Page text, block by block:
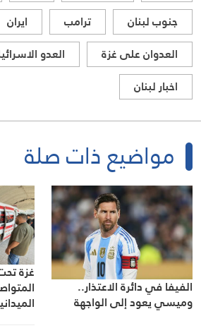
جنوب لبنان
ترامب
ايران
العدوان على غزة
العدو
اخبار لبنان
مواضيع ذات صلة
الفيفا في دائرة الاعتذار..
وميسي يعود إلى الواجهة
غزة